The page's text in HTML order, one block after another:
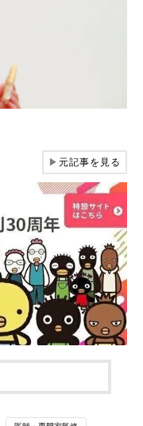
▶元記事を見る